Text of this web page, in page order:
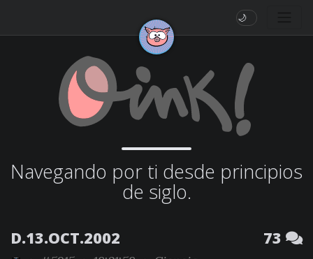
🌙
Navegando por ti desde principios
de siglo.
D.13.OCT.2002 73